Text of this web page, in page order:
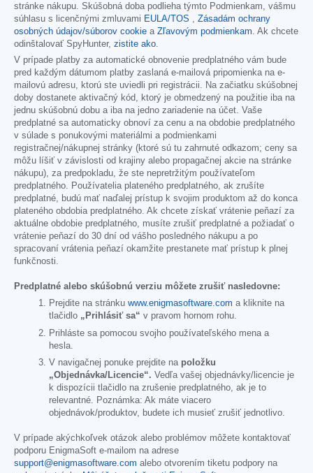
stránke nákupu. Skúšobná doba podlieha týmto Podmienkam, vášmu
súhlasu s licenčnými zmluvami EULA/TOS , Zásadám ochrany
osobných údajov/súborov cookie a Zľavovým podmienkam. Ak chcete
odinštalovať SpyHunter, zistite ako.
V prípade platby za automatické obnovenie predplatného vám bude
pred každým dátumom platby zaslaná e-mailová pripomienka na e-
mailovú adresu, ktorú ste uviedli pri registrácii. Na začiatku skúšobnej
doby dostanete aktivačný kód, ktorý je obmedzený na použitie iba na
jednu skúšobnú dobu a iba na jedno zariadenie na účet. Vaše
predplatné sa automaticky obnoví za cenu a na obdobie predplatného
v súlade s ponukovými materiálmi a podmienkami
registračnej/nákupnej stránky (ktoré sú tu zahrnuté odkazom; ceny sa
môžu líšiť v závislosti od krajiny alebo propagačnej akcie na stránke
nákupu), za predpokladu, že ste nepretržitým používateľom
predplatného. Používatelia plateného predplatného, ak zrušíte
predplatné, budú mať naďalej prístup k svojim produktom až do konca
plateného obdobia predplatného. Ak chcete získať vrátenie peňazí za
aktuálne obdobie predplatného, musíte zrušiť predplatné a požiadať o
vrátenie peňazí do 30 dní od vášho posledného nákupu a po
spracovaní vrátenia peňazí okamžite prestanete mať prístup k plnej
funkčnosti.
Predplatné alebo skúšobnú verziu môžete zrušiť nasledovne:
Prejdite na stránku www.enigmasoftware.com a kliknite na
tlačidlo „Prihlásiť sa“ v pravom hornom rohu.
Prihláste sa pomocou svojho používateľského mena a
hesla.
V navigačnej ponuke prejdite na položku
„Objednávka/Licencie“. Vedľa vašej objednávky/licencie je
k dispozícii tlačidlo na zrušenie predplatného, ak je to
relevantné. Poznámka: Ak máte viacero
objednávok/produktov, budete ich musieť zrušiť jednotlivo.
V prípade akýchkoľvek otázok alebo problémov môžete kontaktovať
podporu EnigmaSoft e-mailom na adrese
support@enigmasoftware.com alebo otvorením tiketu podpory na